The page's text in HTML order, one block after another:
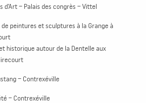
d’Art – Palais des congrès – Vittel
peintures et sculptures à la Grange à
historique autour de la Dentelle aux
– Contrexéville
– Contrexéville